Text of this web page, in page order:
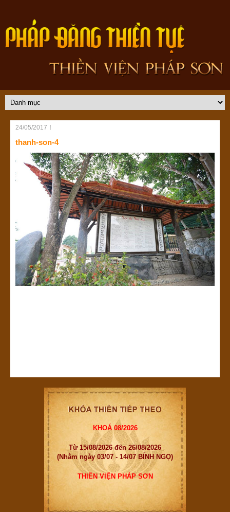
24/05/2017
thanh-son-4
KHOÁ 08/2026
Từ 15/08/2026 đến 26/08/2026
(Nhằm ngày 03/07 - 14/07 BÍNH NGỌ)
THIỀN VIỆN PHÁP SƠN